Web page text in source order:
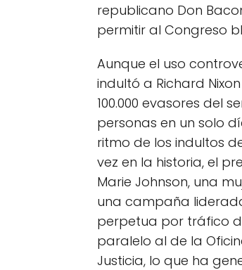
republicano Don
permitir al Congreso
Aunque el uso
indultó a Richard
100.000 evasores del
personas en un solo
ritmo de los indultos
vez en la historia, el
Marie Johnson, una
una campaña
perpetua por tráfico
paralelo al de la
Justicia, lo que ha